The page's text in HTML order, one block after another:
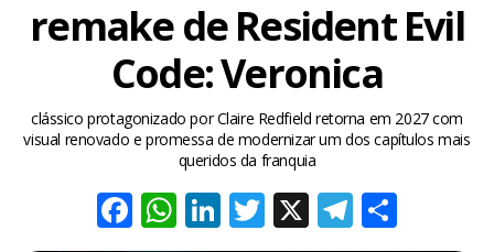
remake de Resident Evil
Code: Veronica
clássico protagonizado por Claire Redfield retorna em 2027 com
visual renovado e promessa de modernizar um dos capítulos mais
queridos da franquia
Facebook
WhatsApp
LinkedIn
Twitter
X